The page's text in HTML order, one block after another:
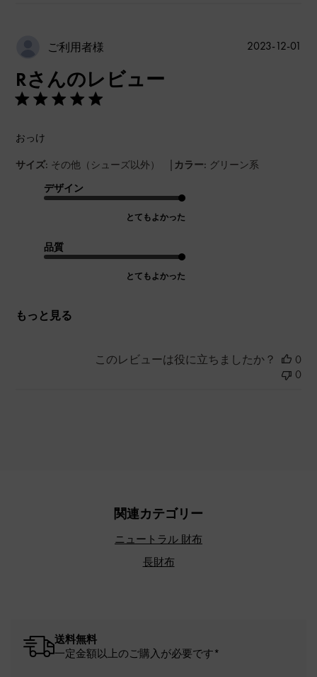
ご利用者様
Rさんのレビュー
おっけ
サイズ: その他（シューズ以外） | カラー: グリーン系
デザイン
とてもよかった
品質
とてもよかった
もっと見る
2023-12-01
このレビューは役に立ちましたか？
0
0
関連カテゴリー
ニュートラル 財布
長財布
送料無料
一定金額以上のご購入が必要です*